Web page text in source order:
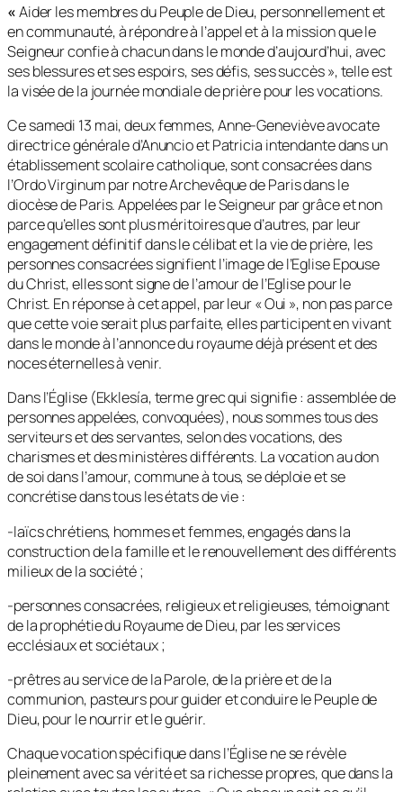
«Aider les membres du Peuple de Dieu, personnellement et
en communauté, à répondre à l’appel et à la mission que le
Seigneur confie à chacun dans le monde d’aujourd’hui, avec
ses blessures et ses espoirs, ses défis, ses succès», telle est
la visée de la journée mondiale de prière pour les vocations.
Ce samedi 13 mai, deux femmes, Anne-Geneviève avocate
directrice générale d’Anuncio et Patricia intendante dans un
établissement scolaire catholique, sont consacrées dans
l’Ordo Virginum par notre Archevêque de Paris dans le
diocèse de Paris. Appelées par le Seigneur par grâce et non
parce qu’elles sont plus méritoires que d’autres, par leur
engagement définitif dans le célibat et la vie de prière, les
personnes consacrées signifient l’image de l’Eglise Epouse
du Christ, elles sont signe de l’amour de l’Eglise pour le
Christ. En réponse à cet appel, par leur « Oui », non pas parce
que cette voie serait plus parfaite, elles participent en vivant
dans le monde à l’annonce du royaume déjà présent et des
noces éternelles à venir.
Dans l’Église (Ekklesía, terme grec qui signifie : assemblée de
personnes appelées, convoquées), nous sommes tous des
serviteurs et des servantes, selon des vocations, des
charismes et des ministères différents. La vocation au don
de soi dans l’amour, commune à tous, se déploie et se
concrétise dans tous les états de vie :
-laïcs chrétiens, hommes et femmes, engagés dans la
construction de la famille et le renouvellement des différents
milieux de la société ;
-personnes consacrées, religieux et religieuses, témoignant
de la prophétie du Royaume de Dieu, par les services
ecclésiaux et sociétaux ;
-prêtres au service de la Parole, de la prière et de la
communion, pasteurs pour guider et conduire le Peuple de
Dieu, pour le nourrir et le guérir.
Chaque vocation spécifique dans l’Église ne se révèle
pleinement avec sa vérité et sa richesse propres, que dans la